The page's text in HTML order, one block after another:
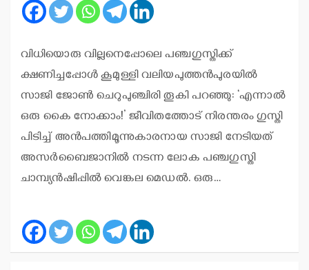
വിധിയൊരു വില്ലനെപ്പോലെ പഞ്ചഗുസ്തിക്ക്
ക്ഷണിച്ചപ്പോള്‍ കൂമുള്ളി വലിയപുത്തന്‍പുരയില്‍
സാജി ജോണ്‍ ചെറുപുഞ്ചിരി തൂകി പറഞ്ഞു: ‘എന്നാല്‍
ഒരു കൈ നോക്കാം!’ ജീവിതത്തോട് നിരന്തരം ഗുസ്തി
പിടിച്ച് അന്‍പത്തിമൂന്നുകാരനായ സാജി നേടിയത്
അസര്‍ബൈജാനില്‍ നടന്ന ലോക പഞ്ചഗുസ്തി
ചാമ്പ്യന്‍ഷിപ്പില്‍ വെങ്കല മെഡല്‍. ഒരു…